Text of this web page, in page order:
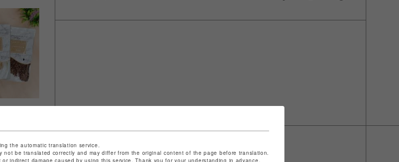
the automatic translation service.
be translated correctly and may differ from the original content of the page before translation.
indirect damage caused by using this service. Thank you for your understanding in advance.